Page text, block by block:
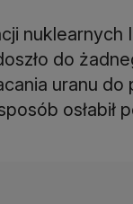
nuklearnych
do
uranu
osłabił